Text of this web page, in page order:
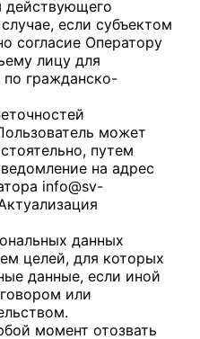
действующего
если субъектом
согласие Оператору
лицу для
по гражданско-
может
путем
на адрес
info@sv-
данных
целей, для которых
данные, если иной
или
момент отозвать